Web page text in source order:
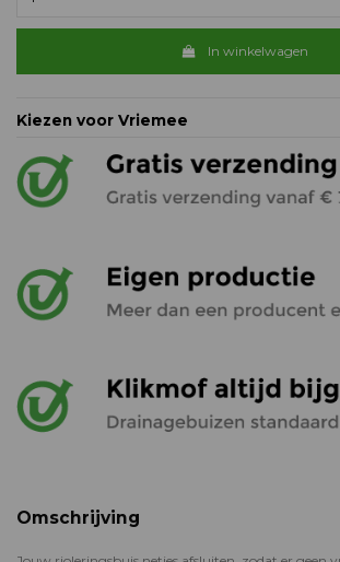
In winkelwagen
Kiezen voor Vriemee
Omschrijving